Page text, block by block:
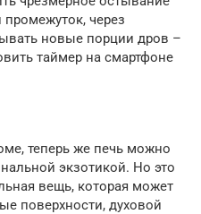
через
новые порции дров –
таймер на смартфоне
теперь же печь можно
экзотикой. Но это
вещь, которая может
поверхности, духовой